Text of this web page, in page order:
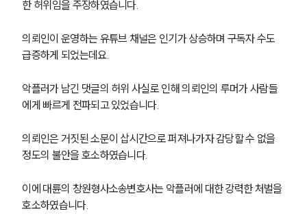
한 허위임을 주장하였습니다.
의뢰인이 운영하는 유튜브 채널은 인기가 상승하며 구독자 수도
급증하게 되었는데요.
악플러가 남긴 댓글의 허위 사실로 인해 의뢰인의 루머가 사람들
에게 빠르게 전파되고 있었습니다.
의뢰인은 거짓된 소문이 삽시간으로 퍼져나가자 감당할 수 없을
정도의 불안을 호소하였습니다.
이에 대륜의 창원형사소송변호사는 악플러에 대한 강력한 처벌을
호소하였습니다.